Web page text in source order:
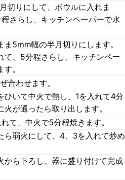
切りにして、ボウルに入れま
さらし、キッチンペーパーで水
5mm幅の半月切りにします。
て、5分程さらし、キッチンペー
。
合わせます。
ひいて中火で熱し、1を入れて4分
が通ったら取り出します。
て、中火で5分程焼きます。
ら弱火にして、4、3を入れて炒め
から下ろし、器に盛り付けて完成